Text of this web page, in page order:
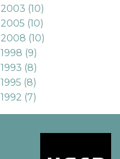
2003 (10)
2005 (10)
2008 (10)
1998 (9)
1993 (8)
1995 (8)
1992 (7)